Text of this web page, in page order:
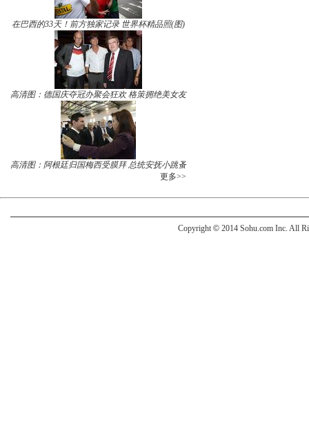
在巴西的33天！前方独家记录 世界杯精品照(图)
高清图：德国庆夺冠办聚会狂欢 格策拥绝美女友
高清图：阿根廷归国梅西受膜拜 总统安抚小跳蚤
更多>>
Copyright © 2014 Sohu.com Inc. All